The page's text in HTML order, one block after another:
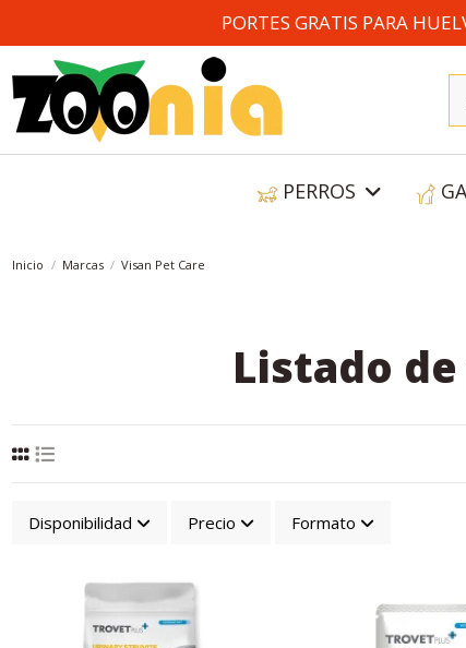
PORTES GRATIS PARA
PERROS
Inicio Marcas Visan Pet Care
Listado
Disponibilidad Precio Formato